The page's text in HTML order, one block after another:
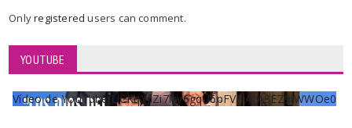
Onlyregisteredusers can comment.
YOUTUBE
Vídeo de YouTube UCKqYjiZi7lzy6gqU6pFVFiA_A3EZ9JWWOe0